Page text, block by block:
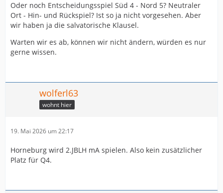
Oder noch Entscheidungsspiel Süd 4 - Nord 5? Neutraler
Ort - Hin- und Rückspiel? Ist so ja nicht vorgesehen. Aber
wir haben ja die salvatorische Klausel.
Warten wir es ab, können wir nicht ändern, würden es nur
gerne wissen.
wolferl63
wohnt hier
19. Mai 2026 um 22:17
Horneburg wird 2.JBLH mA spielen. Also kein zusätzlicher
Platz für Q4.